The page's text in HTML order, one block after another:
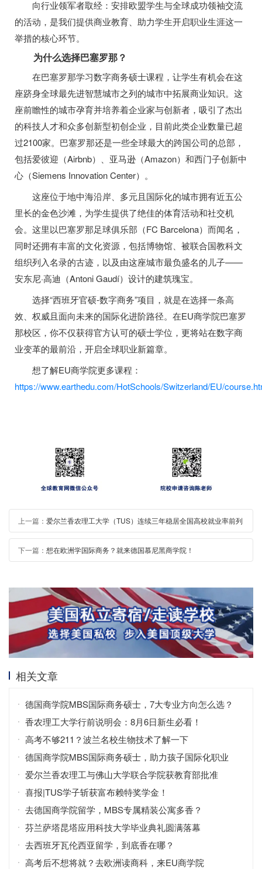
向行业领军者取经：安排欧盟学生与全球成功领袖交流
的活动，是我们提供商业教育、助力学生开启职业生涯这一
举措的核心环节。
为什么选择巴塞罗那？
在巴塞罗那学习数字商务硕士课程，让学生有机会在这
座跻身全球最先进智慧城市之列的城市中拓展商业知识。这
座前瞻性的城市孕育并培养着企业家与创新者，吸引了杰出
的科技人才和众多创新型初创企业，目前此类企业数量已超
过2100家。巴塞罗那还是一些全球最大的跨国公司的总部，
包括爱彼迎（Airbnb）、亚马逊（Amazon）和西门子创新中
心（Siemens Innovation Center）。
这座位于地中海沿岸、多元且国际化的城市拥有近五公
里长的金色沙滩，为学生提供了绝佳的体育活动和社交机
会。这里以巴塞罗那足球俱乐部（FC Barcelona）而闻名，
同时还拥有丰富的文化资源，包括博物馆、被联合国教科文
组织列入名录的古迹，以及由这座城市最负盛名的儿子——
安东尼·高迪（Antoni Gaudí）设计的建筑瑰宝。
选择“西班牙官硕-数字商务”项目，就是在选择一条高
效、权威且面向未来的国际化进阶路径。在EU商学院巴塞罗
那校区，你不仅获得官方认可的硕士学位，更将站在数字商
业变革的最前沿，开启全球职业新篇章。
想了解EU商学院更多课程：
https://www.earthedu.com/HotSchools/Switzerland/EU/
上一篇： 爱尔兰香农理工大学（TUS）连续三年稳居全国高校就业率前列
下一篇： 想在欧洲学国际商务？就来德国慕尼黑商学院！
相关文章
德国商学院MBS国际商务硕士，7大专业方向怎么选？
香农理工大学行前说明会：8月6日新生必看！
高考不够211？波兰名校生物技术了解一下
德国商学院MBS国际商务硕士，助力孩子国际化职业
爱尔兰香农理工与佛山大学联合学院获教育部批准
喜报|TUS学子斩获富布赖特奖学金！
去德国商学院留学，MBS专属精装公寓多香？
芬兰萨塔昆塔应用科技大学毕业典礼圆满落幕
去西班牙瓦伦西亚留学，到底香在哪？
高考后不想将就？去欧洲读商科，来EU商学院